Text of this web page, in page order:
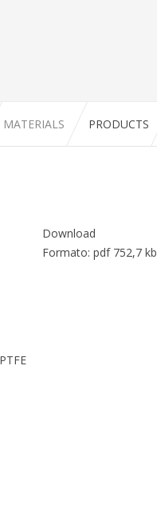
MATERIALS PRODUCTS
Download
Formato: pdf 752,7 kb